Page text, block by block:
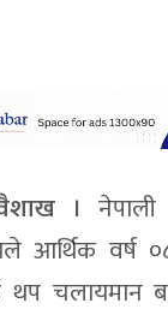
।
आर्थिक वर्ष
थप चलायमान